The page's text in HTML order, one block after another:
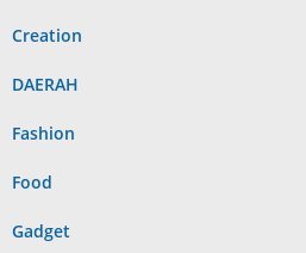
Creation
DAERAH
Fashion
Food
Gadget